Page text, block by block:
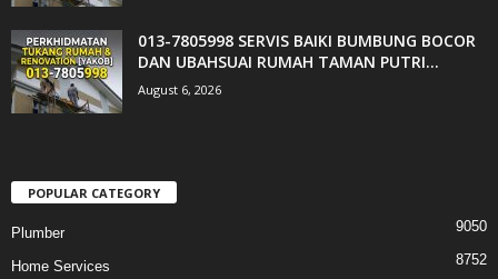
013-7805998 SERVIS BAIKI BUMBUNG BOCOR
DAN UBAHSUAI RUMAH TAMAN PUTRI...
August 6, 2026
POPULAR CATEGORY
Plumber 9050
Home Services 8752